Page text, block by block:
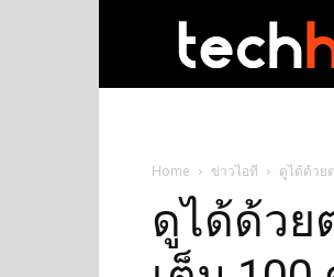
Home ข่าวไอที ดูได้ด้วย
ดูได้ด้วย